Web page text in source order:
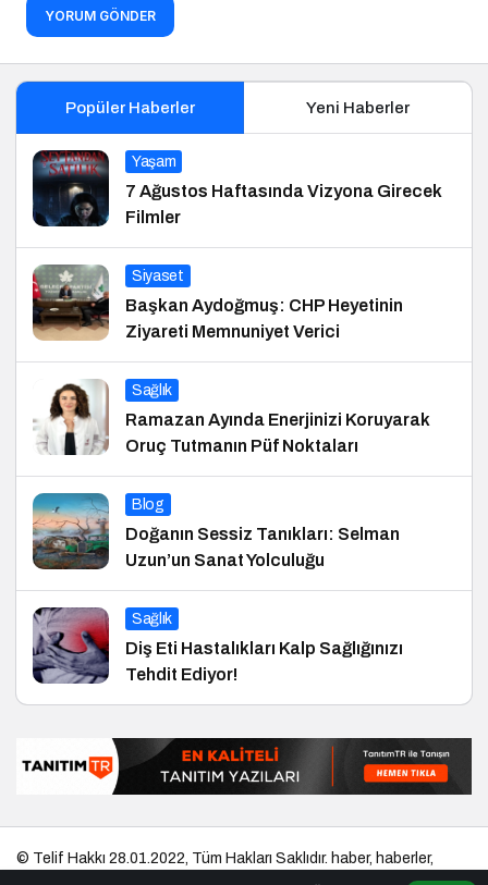
YORUM GÖNDER
Popüler Haberler Yeni Haberler
Yaşam
7 Ağustos Haftasında Vizyona Girecek
Filmler
Siyaset
Başkan Aydoğmuş: CHP Heyetinin
Ziyareti Memnuniyet Verici
Sağlık
Ramazan Ayında Enerjinizi Koruyarak
Oruç Tutmanın Püf Noktaları
Blog
Doğanın Sessiz Tanıkları: Selman
Uzun’un Sanat Yolculuğu
Sağlık
Diş Eti Hastalıkları Kalp Sağlığınızı
Tehdit Ediyor!
© Telif Hakkı 28.01.2022, Tüm Hakları Saklıdır. haber, haberler,
eshaber,